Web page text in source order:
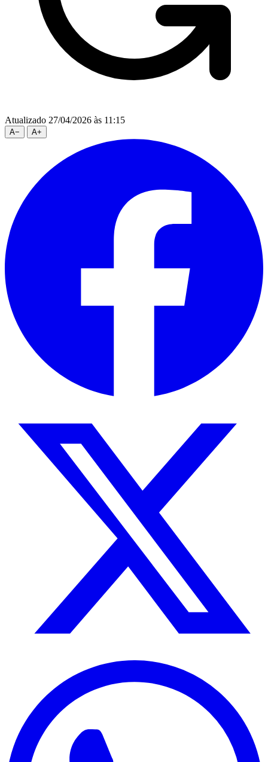
Atualizado 27/04/2026 às 11:15
A− A+